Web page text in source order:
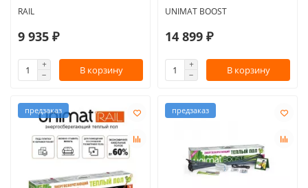
RAIL
9 935 ₽
В корзину
UNIMAT BOOST
14 899 ₽
В корзину
предзаказ предзаказ